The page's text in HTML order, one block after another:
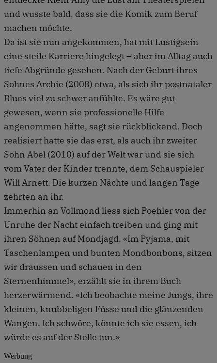
und wusste bald, dass sie die Komik zum Beruf
machen möchte.
Da ist sie nun angekommen, hat mit Lustigsein
eine steile Karriere hingelegt – aber im Alltag auch
tiefe Abgründe gesehen. Nach der Geburt ihres
Sohnes Archie (2008) etwa, als sich ihr postnataler
Blues viel zu schwer anfühlte. Es wäre gut
gewesen, wenn sie professionelle Hilfe
angenommen hätte, sagt sie rückblickend. Doch
realisiert hatte sie das erst, als auch ihr zweiter
Sohn Abel (2010) auf der Welt war und sie sich
vom Vater der Kinder trennte, dem Schauspieler
Will Arnett. Die kurzen Nächte und langen Tage
zehrten an ihr.
Immerhin an Vollmond liess sich Poehler von der
Unruhe der Nacht einfach treiben und ging mit
ihren Söhnen auf Mondjagd. «Im Pyjama, mit
Taschenlampen und bunten Mondbonbons, sitzen
wir draussen und schauen in den
Sternenhimmel», erzählt sie in ihrem Buch
herzerwärmend. «Ich beobachte meine Jungs, ihre
kleinen, knubbeligen Füsse und die glänzenden
Wangen. Ich schwöre, könnte ich sie essen, ich
würde es auf der Stelle tun.»
Werbung